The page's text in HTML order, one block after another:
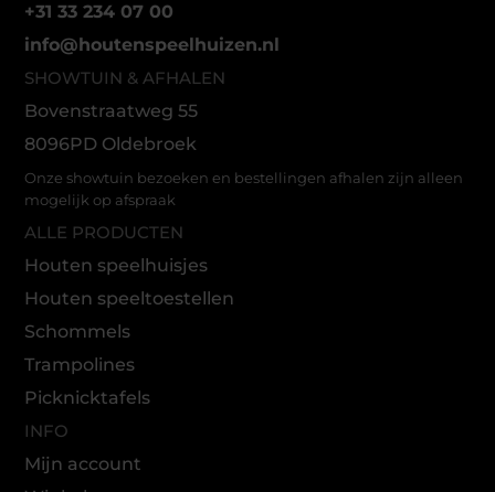
+31 33 234 07 00
info@houtenspeelhuizen.nl
SHOWTUIN & AFHALEN
Bovenstraatweg 55
8096PD Oldebroek
Onze showtuin bezoeken en bestellingen afhalen zijn alleen
mogelijk op afspraak
ALLE PRODUCTEN
Houten speelhuisjes
Houten speeltoestellen
Schommels
Trampolines
Picknicktafels
INFO
Mijn account